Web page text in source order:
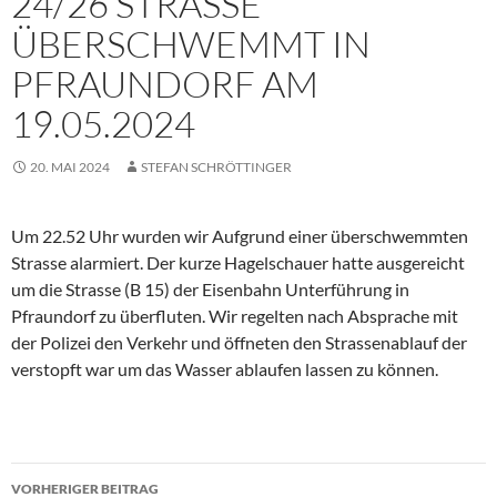
ÜBERSCHWEMMT IN
PFRAUNDORF AM
19.05.2024
20. MAI 2024 STEFAN SCHRÖTTINGER
Um 22.52 Uhr wurden wir Aufgrund einer überschwemmten
Strasse alarmiert. Der kurze Hagelschauer hatte ausgereicht
um die Strasse (B 15) der Eisenbahn Unterführung in
Pfraundorf zu überfluten. Wir regelten nach Absprache mit
der Polizei den Verkehr und öffneten den Strassenablauf der
verstopft war um das Wasser ablaufen lassen zu können.
Beitragsnavigation
VORHERIGER BEITRAG